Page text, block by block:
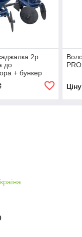
2р.
до
+ бункер
міжряддя)